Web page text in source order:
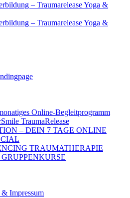
– Traumarelease Yoga &
– Traumarelease Yoga &
Online-Begleitprogramm
TraumaRelease
– DEIN 7 TAGE ONLINE
TRAUMATHERAPIE
Impressum